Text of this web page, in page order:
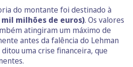
do montante foi destinado à
mil milhões de euros). Os valores
atingiram um máximo de
antes da falência do Lehman
uma crise financeira, que